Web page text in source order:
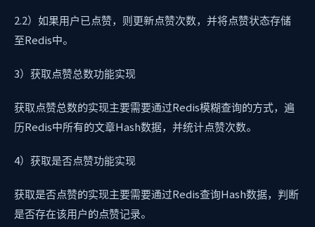
2.2）如果用户已点赞，则更新点赞次数，并将点赞状态存储
至Redis中。
3）获取点赞总数功能实现
获取点赞总数的实现主要需要通过Redis模糊查询的方式，遍
历Redis中所有的文章Hash数据，并统计点赞次数。
4）获取是否点赞功能实现
获取是否点赞的实现主要需要通过Redis查询Hash数据，判断
是否存在该用户的点赞记录。